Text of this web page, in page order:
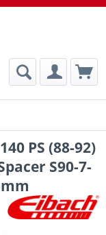
PS (88-92)
S90-7-